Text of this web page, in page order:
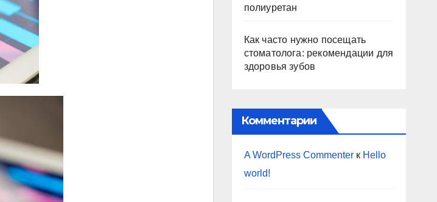
полиуретан
Как часто нужно посещать
стоматолога: рекомендации для
здоровья зубов
Комментарии
A WordPress Commenterк Hello
world!